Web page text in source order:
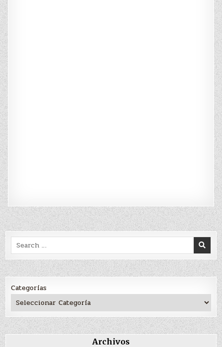
Search
for:
Categorías
Archivos